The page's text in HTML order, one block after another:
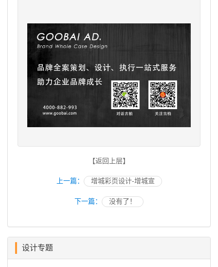
【返回上层】
上一篇： 增城彩页设计-增城宣
下一篇： 没有了！
设计专题